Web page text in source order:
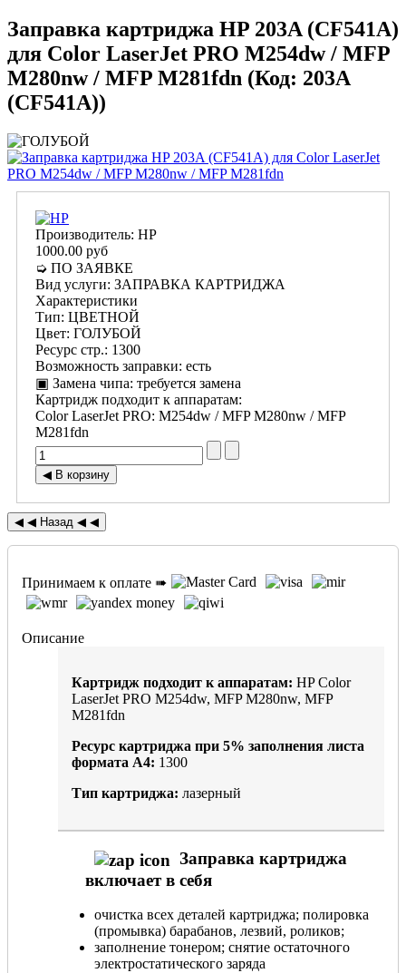
Заправка картриджа HP 203A (CF541A)
для Color LaserJet PRO M254dw / MFP
M280nw / MFP M281fdn (Код: 203A
(CF541A))
Производитель: HP
1000.00 руб
➭ ПО ЗАЯВКЕ
Вид услуги: ЗАПРАВКА КАРТРИДЖА
Характеристики
Тип: ЦВЕТНОЙ
Цвет: ГОЛУБОЙ
Ресурс стр.: 1300
Возможность заправки: есть
▣ Замена чипа: требуется замена
Картридж подходит к аппаратам:
Color LaserJet PRO: M254dw / MFP M280nw / MFP
M281fdn
Принимаем к оплате ➠
Описание
Картридж подходит к аппаратам: HP Color
LaserJet PRO M254dw, MFP M280nw, MFP
M281fdn
Ресурс картриджа при 5% заполнения листа
формата А4: 1300
Тип картриджа: лазерный
Заправка картриджа
включает в себя
очистка всех деталей картриджа; полировка
(промывка) барабанов, лезвий, роликов;
заполнение тонером; снятие остаточного
электростатического заряда